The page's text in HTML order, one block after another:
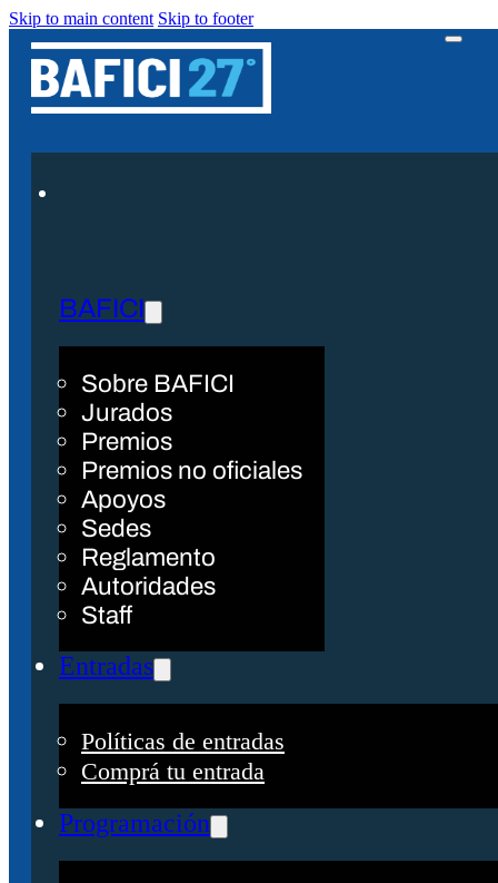
Skip to main content Skip to footer
BAFICI
Sobre BAFICI
Jurados
Premios
Premios no oficiales
Apoyos
Sedes
Reglamento
Autoridades
Staff
Entradas
Políticas de entradas
Comprá tu entrada
Programación